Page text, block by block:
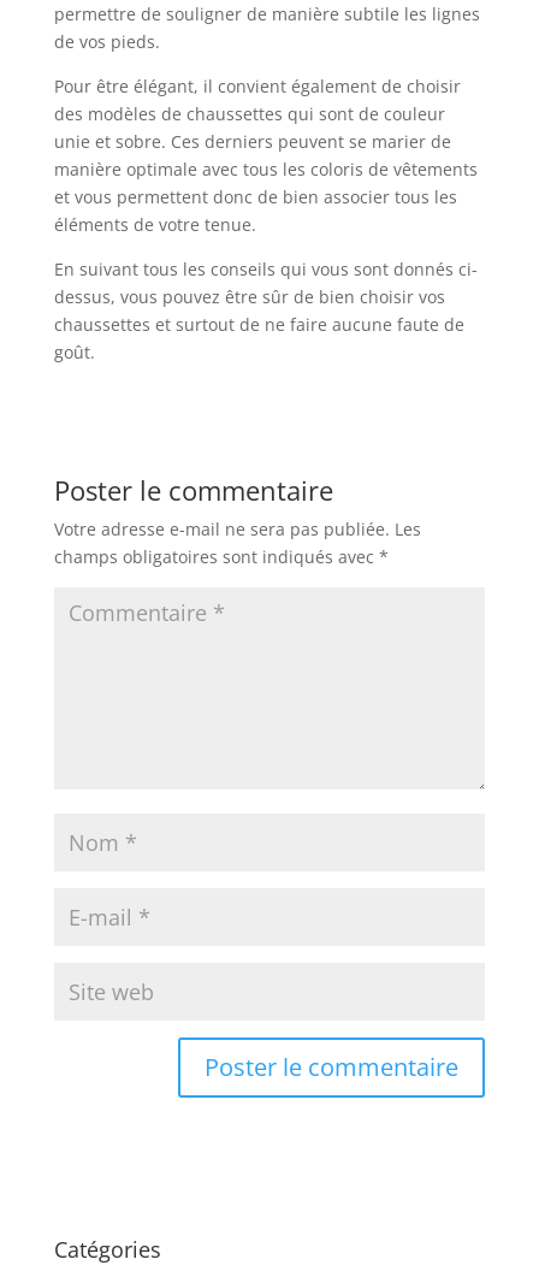
permettre de souligner de manière subtile les lignes
de vos pieds.
Pour être élégant, il convient également de choisir
des modèles de chaussettes qui sont de couleur
unie et sobre. Ces derniers peuvent se marier de
manière optimale avec tous les coloris de vêtements
et vous permettent donc de bien associer tous les
éléments de votre tenue.
En suivant tous les conseils qui vous sont donnés ci-
dessus, vous pouvez être sûr de bien choisir vos
chaussettes et surtout de ne faire aucune faute de
goût.
Poster le commentaire
Votre adresse e-mail ne sera pas publiée. Les
champs obligatoires sont indiqués avec *
Catégories